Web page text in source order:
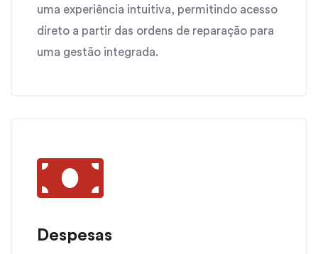
uma experiência intuitiva, permitindo acesso
direto a partir das ordens de reparação para
uma gestão integrada.
Despesas